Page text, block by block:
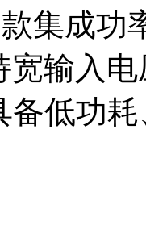
集成功
宽输入
备低功